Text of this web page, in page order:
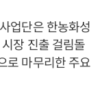
업단은 한농화성
장 진출 걸림돌
로 마무리한 주요